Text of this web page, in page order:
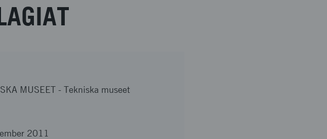
MUSEET - Tekniska museet
2011